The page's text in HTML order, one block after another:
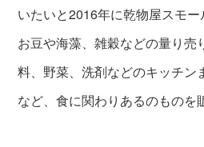
いたいと2016年に乾物屋スモー
お豆や海藻、雑穀などの量り売
料、野菜、洗剤などのキッチン
など、食に関わりあるのものを